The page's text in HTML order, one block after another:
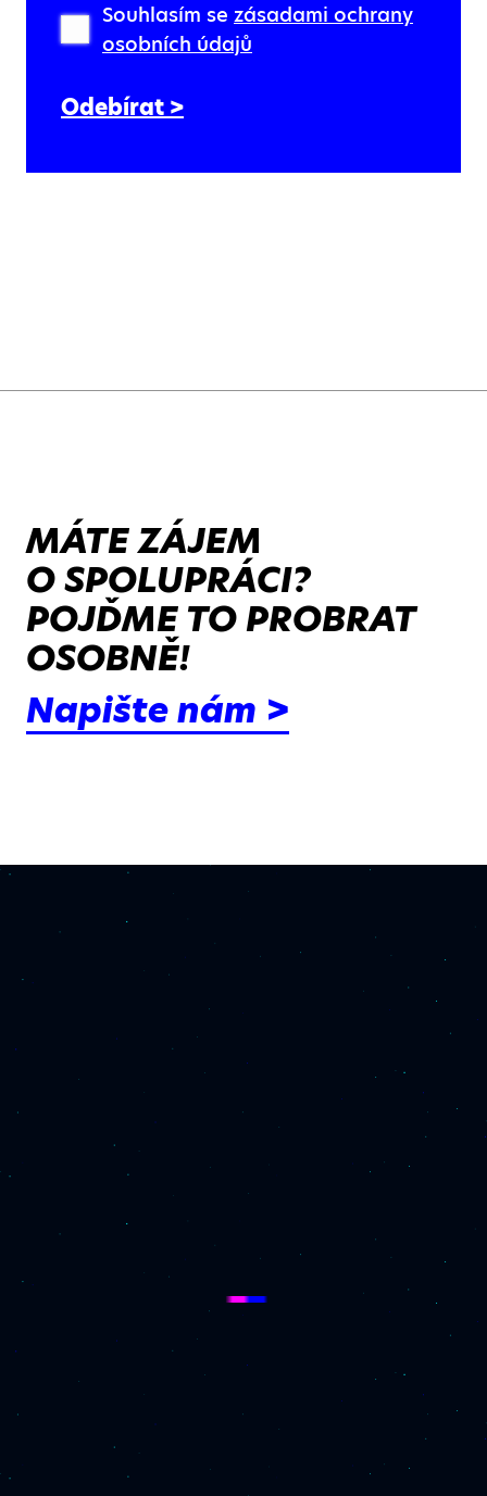
Odebírat >
Souhlasím se zásadami ochrany
osobních údajů
MÁTE ZÁJEM
O SPOLUPRÁCI?
POJĎME TO PROBRAT
OSOBNĚ!
Napište nám >